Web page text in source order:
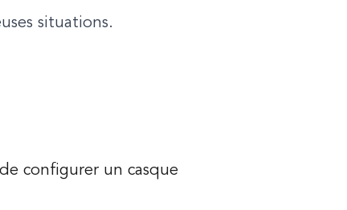
situations.
configurer un casque